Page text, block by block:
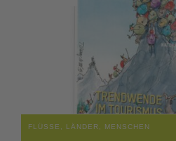
FLÜSSE, LÄNDER, MENSCHEN